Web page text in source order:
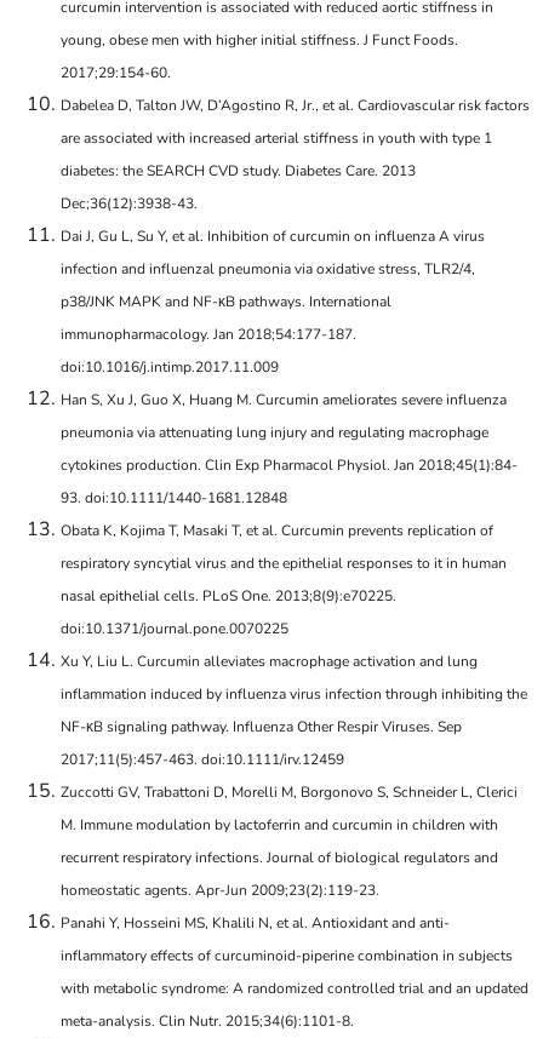
curcumin intervention is associated with reduced aortic stiffness in
young, obese men with higher initial stiffness. J Funct Foods.
2017;29:154-60.
Dabelea D, Talton JW, D’Agostino R, Jr., et al. Cardiovascular risk factors
are associated with increased arterial stiffness in youth with type 1
diabetes: the SEARCH CVD study. Diabetes Care. 2013
Dec;36(12):3938-43.
Dai J, Gu L, Su Y, et al. Inhibition of curcumin on influenza A virus
infection and influenzal pneumonia via oxidative stress, TLR2/4,
p38/JNK MAPK and NF-κB pathways. International
immunopharmacology. Jan 2018;54:177-187.
doi:10.1016/j.intimp.2017.11.009
Han S, Xu J, Guo X, Huang M. Curcumin ameliorates severe influenza
pneumonia via attenuating lung injury and regulating macrophage
cytokines production. Clin Exp Pharmacol Physiol. Jan 2018;45(1):84-
93. doi:10.1111/1440-1681.12848
Obata K, Kojima T, Masaki T, et al. Curcumin prevents replication of
respiratory syncytial virus and the epithelial responses to it in human
nasal epithelial cells. PLoS One. 2013;8(9):e70225.
doi:10.1371/journal.pone.0070225
Xu Y, Liu L. Curcumin alleviates macrophage activation and lung
inflammation induced by influenza virus infection through inhibiting the
NF-κB signaling pathway. Influenza Other Respir Viruses. Sep
2017;11(5):457-463. doi:10.1111/irv.12459
Zuccotti GV, Trabattoni D, Morelli M, Borgonovo S, Schneider L, Clerici
M. Immune modulation by lactoferrin and curcumin in children with
recurrent respiratory infections. Journal of biological regulators and
homeostatic agents. Apr-Jun 2009;23(2):119-23.
Panahi Y, Hosseini MS, Khalili N, et al. Antioxidant and anti-
inflammatory effects of curcuminoid-piperine combination in subjects
with metabolic syndrome: A randomized controlled trial and an updated
meta-analysis. Clin Nutr. 2015;34(6):1101-8.